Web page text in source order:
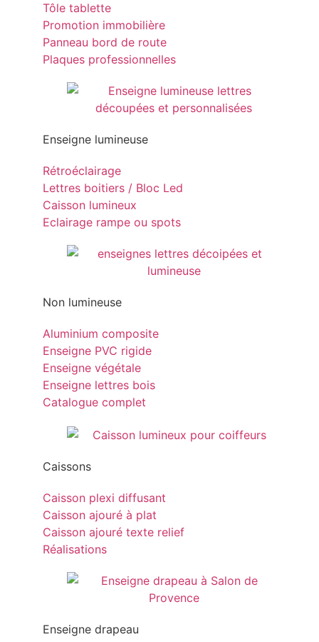
Tôle tablette
Promotion immobilière
Panneau bord de route
Plaques professionnelles
Enseigne lumineuse
Rétroéclairage
Lettres boitiers / Bloc Led
Caisson lumineux
Eclairage rampe ou spots
Non lumineuse
Aluminium composite
Enseigne PVC rigide
Enseigne végétale
Enseigne lettres bois
Catalogue complet
Caissons
Caisson plexi diffusant
Caisson ajouré à plat
Caisson ajouré texte relief
Réalisations
Enseigne drapeau